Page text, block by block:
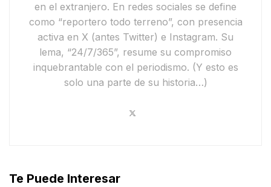
en el extranjero. En redes sociales se define
como “reportero todo terreno”, con presencia
activa en X (antes Twitter) e Instagram. Su
lema, “24/7/365”, resume su compromiso
inquebrantable con el periodismo. (Y esto es
solo una parte de su historia…)
Te Puede Interesar